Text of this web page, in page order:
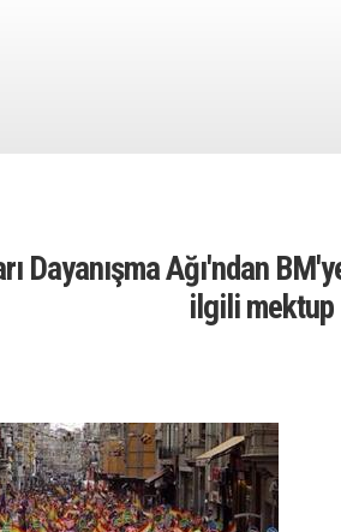
Dayanışma Ağı'ndan
ilgili mektup